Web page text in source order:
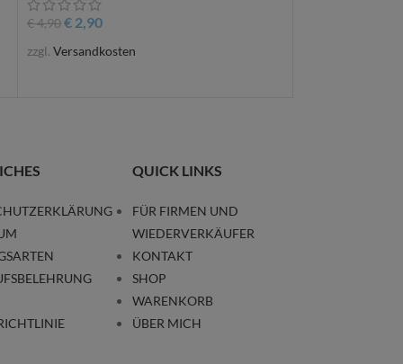
€4,90€ 2,90
zzgl. Versandkosten
QUICK LINKS
FÜR FIRMEN UND
WIEDERVERKÄUFER
KONTAKT
SHOP
WARENKORB
ÜBER MICH